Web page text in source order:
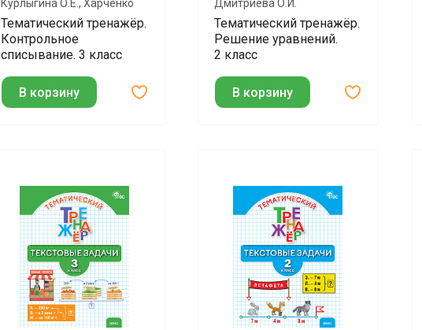
Курлыгина О.Е., Харченко
О.О.
Тематический тренажёр.
Контрольное
списывание. 3 класс
В корзину
Дмитриева О.И.
Тематический тренажёр.
Решение уравнений.
2 класс
В корзину